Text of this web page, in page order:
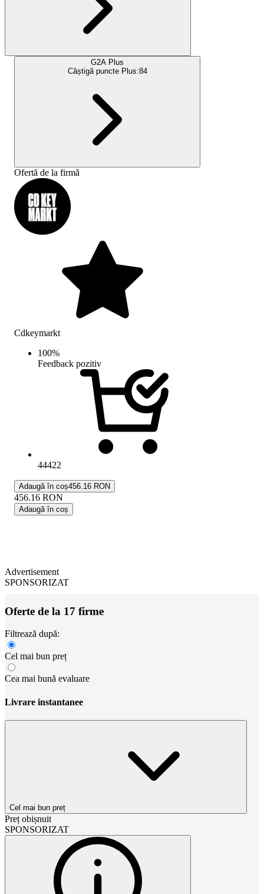
G2A Plus
Câștigă puncte Plus:84
Ofertă de la firmă
Cdkeymarkt
100%
Feedback pozitiv
44422
Adaugă în coș456.16 RON
456.16 RON
Adaugă în coș
Advertisement
SPONSORIZAT
Oferte de la 17 firme
Filtrează după:
Cel mai bun preț
Cea mai bună evaluare
Livrare instantanee
Cel mai bun preț
Preț obișnuit
SPONSORIZAT